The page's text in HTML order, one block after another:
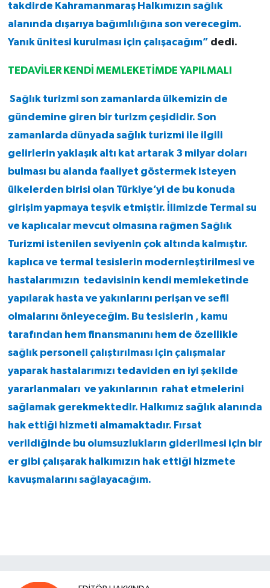
takdirde Kahramanmaraş Halkımızın sağlık
alanında dışarıya bağımlılığına son verecegim.
Yanık ünitesi kurulması için çalışacağım” dedi.
TEDAVİLER KENDİ MEMLEKETİMDE YAPILMALI
Sağlık turizmi son zamanlarda ülkemizin de
gündemine giren bir turizm çeşididir. Son
zamanlarda dünyada sağlık turizmi ile ilgili
gelirlerin yaklaşık altı kat artarak 3 milyar doları
bulması bu alanda faaliyet göstermek isteyen
ülkelerden birisi olan Türkiye’yi de bu konuda
girişim yapmaya teşvik etmiştir. İlimizde Termal su
ve kaplıcalar mevcut olmasına rağmen Sağlık
Turizmi istenilen seviyenin çok altında kalmıştır.
kaplıca ve termal tesislerin modernleştirilmesi ve
hastalarımızın tedavisinin kendi memleketinde
yapılarak hasta ve yakınlarını perişan ve sefil
olmalarını önleyeceğim. Bu tesislerin , kamu
tarafından hem finansmanını hem de özellikle
sağlık personeli çalıştırılması için çalışmalar
yaparak hastalarımızı tedaviden en iyi şekilde
yararlanmaları ve yakınlarının rahat etmelerini
sağlamak gerekmektedir. Halkımız sağlık alanında
hak ettiği hizmeti almamaktadır. Fırsat
verildiğinde bu olumsuzlukların giderilmesi için bir
er gibi çalışarak halkımızın hak ettiği hizmete
kavuşmalarını sağlayacağım.